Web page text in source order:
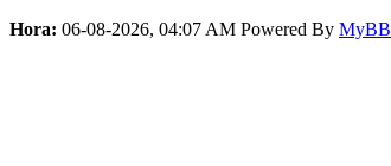
Hora: 06-08-2026, 04:07 AM Powered By MyBB